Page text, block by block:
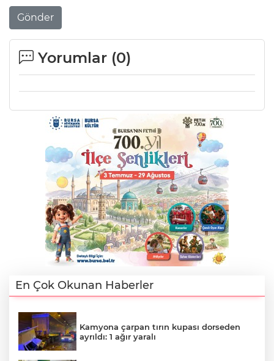
Gönder
Yorumlar (0)
En Çok Okunan Haberler
Kamyona çarpan tırın kupası dorseden
ayrıldı: 1 ağır yaralı